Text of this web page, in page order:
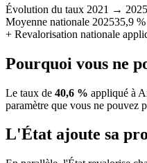
Évolution du taux 2021 → 2025
Moyenne nationale 202535,9 %
+ Revalorisation nationale
Pourquoi vous ne
Le taux de 40,6 % appliqué à
paramètre que vous ne pouvez
L'État ajoute sa